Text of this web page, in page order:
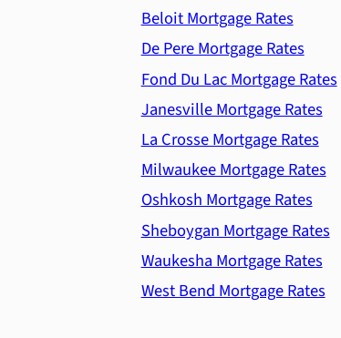
Beloit Mortgage Rates
De Pere Mortgage Rates
Fond Du Lac Mortgage Rates
Janesville Mortgage Rates
La Crosse Mortgage Rates
Milwaukee Mortgage Rates
Oshkosh Mortgage Rates
Sheboygan Mortgage Rates
Waukesha Mortgage Rates
West Bend Mortgage Rates